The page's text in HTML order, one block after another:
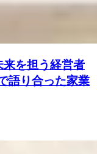
来を担う経営者
語り合った家業